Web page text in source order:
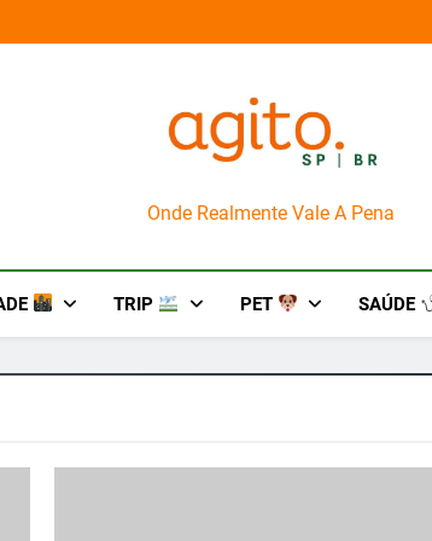
AgitoSP
Onde Realmente Vale A Pena
TRIP PET SAÚDE